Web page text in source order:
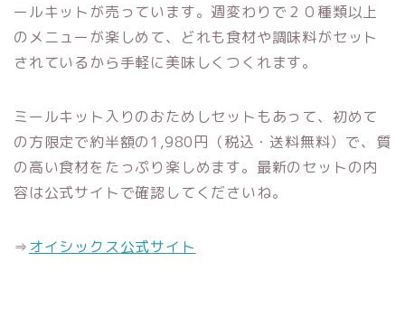
ールキットが売っています。週変わりで２０種類以上
のメニューが楽しめて、どれも食材や調味料がセット
されているから手軽に美味しくつくれます。
ミールキット入りのおためしセットもあって、初めて
の方限定で約半額の1,980円（税込・送料無料）で、質
の高い食材をたっぷり楽しめます。最新のセットの内
容は公式サイトで確認してくださいね。
⇒ オイシックス公式サイト